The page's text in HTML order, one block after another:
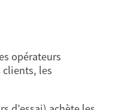
opérateurs
les